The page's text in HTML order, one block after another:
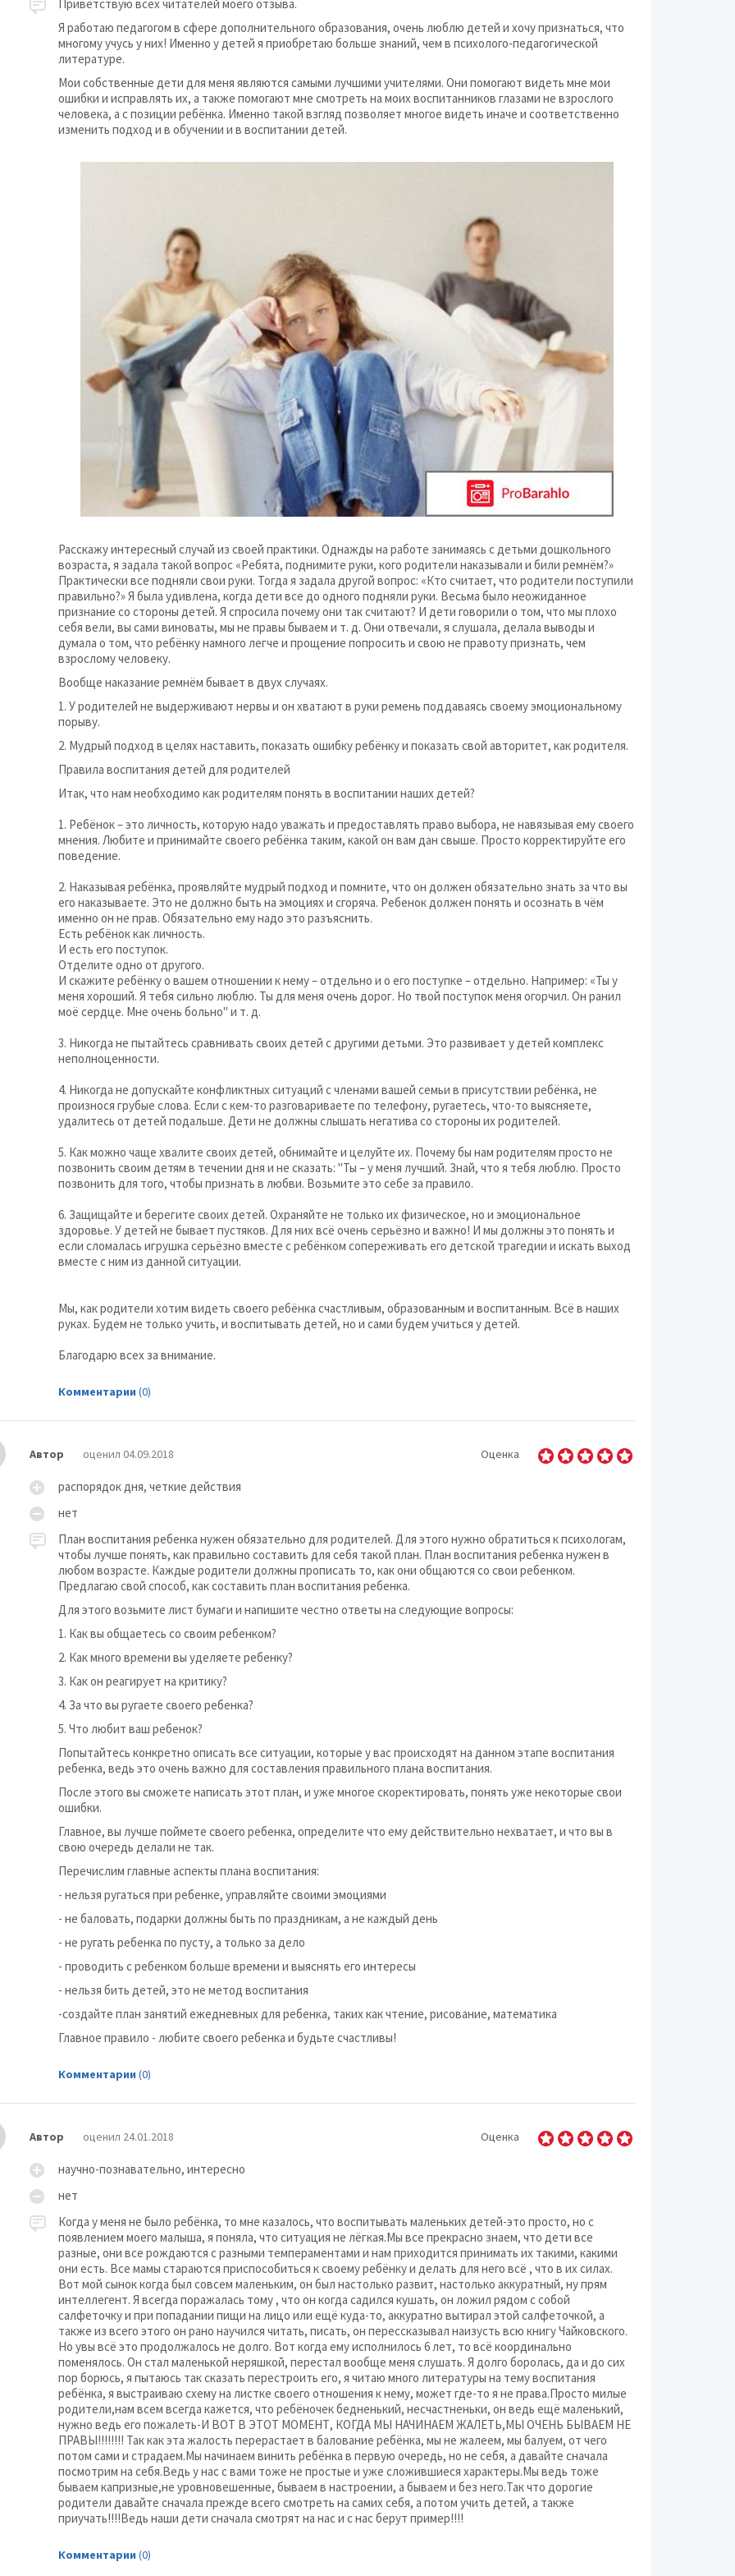
Приветствую всех читателей моего отзыва.
Я работаю педагогом в сфере дополнительного образования, очень люблю детей и хочу признаться, что
многому учусь у них! Именно у детей я приобретаю больше знаний, чем в психолого-педагогической
литературе.
Мои собственные дети для меня являются самыми лучшими учителями. Они помогают видеть мне мои
ошибки и исправлять их, а также помогают мне смотреть на моих воспитанников глазами не взрослого
человека, а с позиции ребёнка. Именно такой взгляд позволяет многое видеть иначе и соответственно
изменить подход и в обучении и в воспитании детей.
Расскажу интересный случай из своей практики. Однажды на работе занимаясь с детьми дошкольного
возраста, я задала такой вопрос «Ребята, поднимите руки, кого родители наказывали и били ремнём?»
Практически все подняли свои руки. Тогда я задала другой вопрос: «Кто считает, что родители поступили
правильно?» Я была удивлена, когда дети все до одного подняли руки. Весьма было неожиданное
признание со стороны детей. Я спросила почему они так считают? И дети говорили о том, что мы плохо
себя вели, вы сами виноваты, мы не правы бываем и т. д. Они отвечали, я слушала, делала выводы и
думала о том, что ребёнку намного легче и прощение попросить и свою не правоту признать, чем
взрослому человеку.
Вообще наказание ремнём бывает в двух случаях.
1. У родителей не выдерживают нервы и он хватают в руки ремень поддаваясь своему эмоциональному
порыву.
2. Мудрый подход в целях наставить, показать ошибку ребёнку и показать свой авторитет, как родителя.
Правила воспитания детей для родителей
Итак, что нам необходимо как родителям понять в воспитании наших детей?
1. Ребёнок – это личность, которую надо уважать и предоставлять право выбора, не навязывая ему своего
мнения. Любите и принимайте своего ребёнка таким, какой он вам дан свыше. Просто корректируйте его
поведение.
2. Наказывая ребёнка, проявляйте мудрый подход и помните, что он должен обязательно знать за что вы
его наказываете. Это не должно быть на эмоциях и сгоряча. Ребенок должен понять и осознать в чём
именно он не прав. Обязательно ему надо это разъяснить.
Есть ребёнок как личность.
И есть его поступок.
Отделите одно от другого.
И скажите ребёнку о вашем отношении к нему – отдельно и о его поступке – отдельно. Например: «Ты у
меня хороший. Я тебя сильно люблю. Ты для меня очень дорог. Но твой поступок меня огорчил. Он ранил
моё сердце. Мне очень больно" и т. д.
3. Никогда не пытайтесь сравнивать своих детей с другими детьми. Это развивает у детей комплекс
неполноценности.
4. Никогда не допускайте конфликтных ситуаций с членами вашей семьи в присутствии ребёнка, не
произнося грубые слова. Если с кем-то разговариваете по телефону, ругаетесь, что-то выясняете,
удалитесь от детей подальше. Дети не должны слышать негатива со стороны их родителей.
5. Как можно чаще хвалите своих детей, обнимайте и целуйте их. Почему бы нам родителям просто не
позвонить своим детям в течении дня и не сказать: "Ты – у меня лучший. Знай, что я тебя люблю. Просто
позвонить для того, чтобы признать в любви. Возьмите это себе за правило.
6. Защищайте и берегите своих детей. Охраняйте не только их физическое, но и эмоциональное
здоровье. У детей не бывает пустяков. Для них всё очень серьёзно и важно! И мы должны это понять и
если сломалась игрушка серьёзно вместе с ребёнком сопереживать его детской трагедии и искать выход
вместе с ним из данной ситуации.
Мы, как родители хотим видеть своего ребёнка счастливым, образованным и воспитанным. Всё в наших
руках. Будем не только учить, и воспитывать детей, но и сами будем учиться у детей.
Благодарю всех за внимание.
Комментарии (0)
Автор оценил 04.09.2018 Оценка
распорядок дня, четкие действия
нет
План воспитания ребенка нужен обязательно для родителей. Для этого нужно обратиться к психологам,
чтобы лучше понять, как правильно составить для себя такой план. План воспитания ребенка нужен в
любом возрасте. Каждые родители должны прописать то, как они общаются со свои ребенком.
Предлагаю свой способ, как составить план воспитания ребенка.
Для этого возьмите лист бумаги и напишите честно ответы на следующие вопросы:
1. Как вы общаетесь со своим ребенком?
2. Как много времени вы уделяете ребенку?
3. Как он реагирует на критику?
4. За что вы ругаете своего ребенка?
5. Что любит ваш ребенок?
Попытайтесь конкретно описать все ситуации, которые у вас происходят на данном этапе воспитания
ребенка, ведь это очень важно для составления правильного плана воспитания.
После этого вы сможете написать этот план, и уже многое скоректировать, понять уже некоторые свои
ошибки.
Главное, вы лучше поймете своего ребенка, определите что ему действительно нехватает, и что вы в
свою очередь делали не так.
Перечислим главные аспекты плана воспитания:
- нельзя ругаться при ребенке, управляйте своими эмоциями
- не баловать, подарки должны быть по праздникам, а не каждый день
- не ругать ребенка по пусту, а только за дело
- проводить с ребенком больше времени и выяснять его интересы
- нельзя бить детей, это не метод воспитания
-создайте план занятий ежедневных для ребенка, таких как чтение, рисование, математика
Главное правило - любите своего ребенка и будьте счастливы!
Комментарии (0)
Автор оценил 24.01.2018 Оценка
научно-познавательно, интересно
нет
Когда у меня не было ребёнка, то мне казалось, что воспитывать маленьких детей-это просто, но с
появлением моего малыша, я поняла, что ситуация не лёгкая.Мы все прекрасно знаем, что дети все
разные, они все рождаются с разными темпераментами и нам приходится принимать их такими, какими
они есть. Все мамы стараются приспособиться к своему ребёнку и делать для него всё , что в их силах.
Вот мой сынок когда был совсем маленьким, он был настолько развит, настолько аккуратный, ну прям
интеллегент. Я всегда поражалась тому , что он когда садился кушать, он ложил рядом с собой
салфеточку и при попадании пищи на лицо или ещё куда-то, аккуратно вытирал этой салфеточкой, а
также из всего этого он рано научился читать, писать, он перессказывал наизусть всю книгу Чайковского.
Но увы всё это продолжалось не долго. Вот когда ему исполнилось 6 лет, то всё координально
поменялось. Он стал маленькой неряшкой, перестал вообще меня слушать. Я долго боролась, да и до сих
пор борюсь, я пытаюсь так сказать перестроить его, я читаю много литературы на тему воспитания
ребёнка, я выстраиваю схему на листке своего отношения к нему, может где-то я не права.Просто милые
родители,нам всем всегда кажется, что ребёночек бедненький, несчастненьки, он ведь ещё маленький,
нужно ведь его пожалеть-И ВОТ В ЭТОТ МОМЕНТ, КОГДА МЫ НАЧИНАЕМ ЖАЛЕТЬ,МЫ ОЧЕНЬ БЫВАЕМ НЕ
ПРАВЫ!!!!!!!! Так как эта жалость перерастает в балование ребёнка, мы не жалеем, мы балуем, от чего
потом сами и страдаем.Мы начинаем винить ребёнка в первую очередь, но не себя, а давайте сначала
посмотрим на себя.Ведь у нас с вами тоже не простые и уже сложившиеся характеры.Мы ведь тоже
бываем капризные,не уровновешенные, бываем в настроении, а бываем и без него.Так что дорогие
родители давайте сначала прежде всего смотреть на самих себя, а потом учить детей, а также
приучать!!!!Ведь наши дети сначала смотрят на нас и с нас берут пример!!!!
Комментарии (0)
Питание для мам
Разное (дети и
Средства гигиены